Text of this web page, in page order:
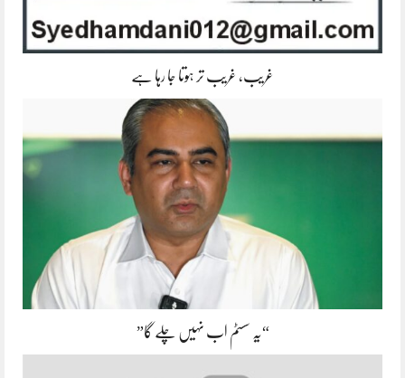
غریب، غریب تر ہوتا جا رہا ہے
“یہ سسٹم اب نہیں چلے گا”